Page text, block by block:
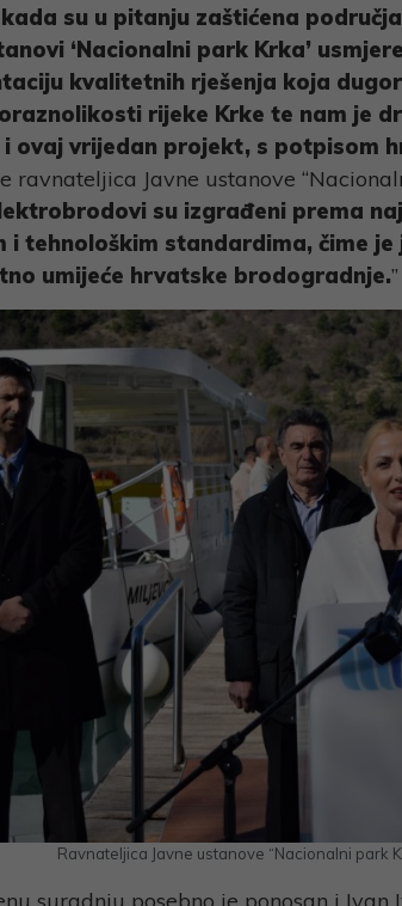
su u pitanju zaštićena
‘Nacionalni park Krka’
kvalitetnih rješenja koja
rijeke Krke te nam je
ovaj vrijedan projekt, s potpisom
ravnateljica Javne ustanove
su izgrađeni prema
i tehnološkim standardima, čime
umijeće hrvatske brodogradnje.”
Ravnateljica Javne ustanove “Nacionalni park